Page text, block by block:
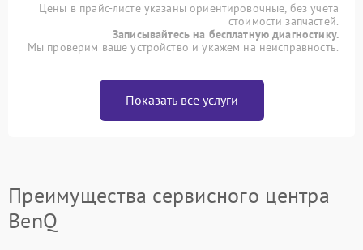
Цены в прайс-листе указаны ориентировочные, без учета
стоимости запчастей.
Записывайтесь на бесплатную диагностику.
Мы проверим ваше устройство и укажем на неисправность.
Показать все услуги
Преимущества сервисного центра
BenQ